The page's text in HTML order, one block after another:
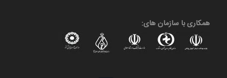
همکاری با سازمان های: